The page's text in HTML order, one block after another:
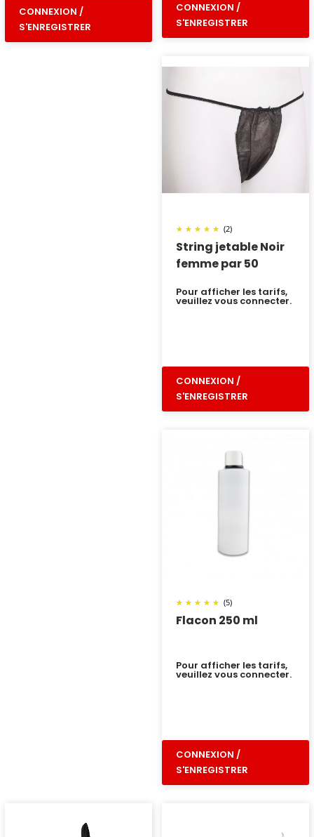
CONNEXION /
S'ENREGISTRER
CONNEXION /
S'ENREGISTRER
String jetable Noir
femme par 50
(2)
Pour afficher les tarifs,
veuillez vous connecter.
CONNEXION /
S'ENREGISTRER
Flacon 250 ml
(5)
Pour afficher les tarifs,
veuillez vous connecter.
CONNEXION /
S'ENREGISTRER